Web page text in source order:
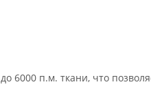
6000 п.м. ткани, что